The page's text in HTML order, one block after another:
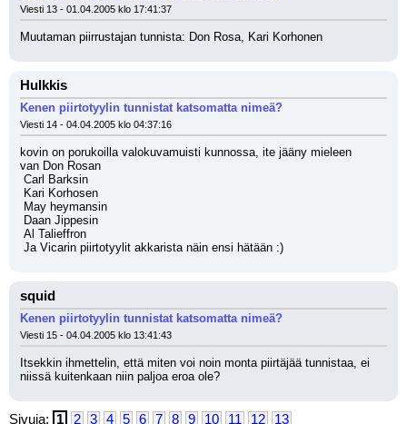
Viesti 13 - 01.04.2005 klo 17:41:37
Muutaman piirrustajan tunnista: Don Rosa, Kari Korhonen
Hulkkis
Kenen piirtotyylin tunnistat katsomatta nimeä?
Viesti 14 - 04.04.2005 klo 04:37:16
kovin on porukoilla valokuvamuisti kunnossa, ite jääny mieleen
van Don Rosan
Carl Barksin
Kari Korhosen
May heymansin
Daan Jippesin
Al Talieffron
Ja Vicarin piirtotyylit akkarista näin ensi hätään :)
squid
Kenen piirtotyylin tunnistat katsomatta nimeä?
Viesti 15 - 04.04.2005 klo 13:41:43
Itsekkin ihmettelin, että miten voi noin monta piirtäjää tunnistaa, ei
niissä kuitenkaan niin paljoa eroa ole?
Sivuja: 1 2 3 4 5 6 7 8 9 10 11 12 13